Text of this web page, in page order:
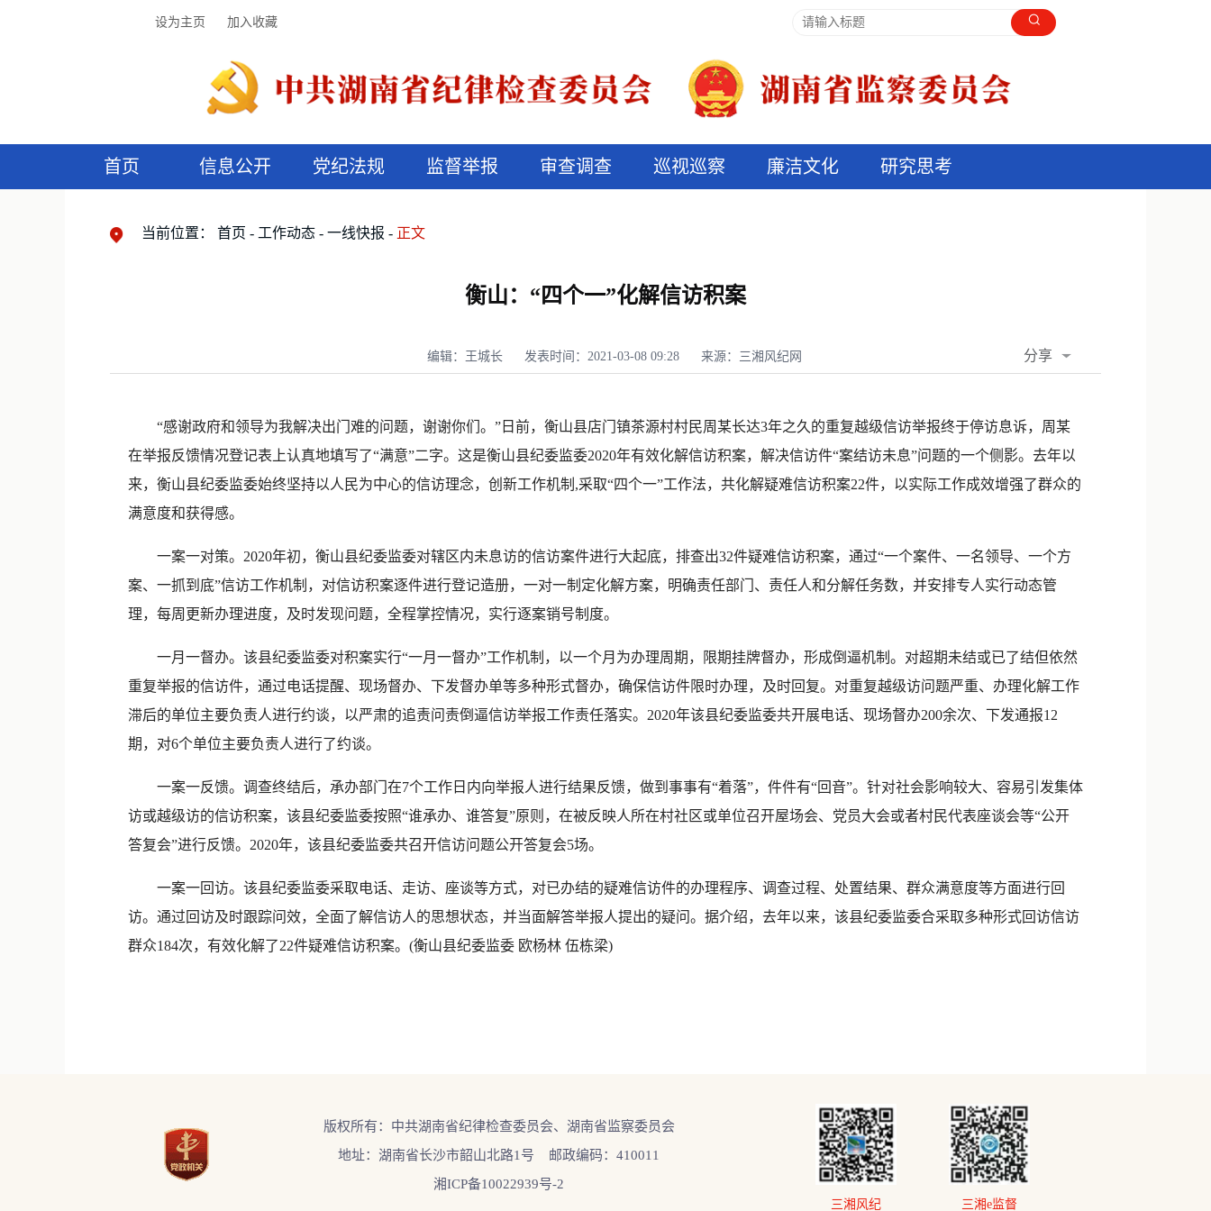
设为主页 加入收藏
首页 信息公开 党纪法规 监督举报 审查调查 巡视巡察 廉洁文化 研究思考
当前位置： 首页 工作动态 一线快报 正文
衡山：“四个一”化解信访积案
编辑：王城长 发表时间：2021-03-08 09:28 来源：三湘风纪网 分享
新浪微博
QQ
微信
“感谢政府和领导为我解决出门难的问题，谢谢你们。”日前，衡山县店门镇茶源村村民周某长达3年之久的重复越级信访举报终于停访息诉，周某
在举报反馈情况登记表上认真地填写了“满意”二字。这是衡山县纪委监委2020年有效化解信访积案，解决信访件“案结访未息”问题的一个侧影。去年以
来，衡山县纪委监委始终坚持以人民为中心的信访理念，创新工作机制,采取“四个一”工作法，共化解疑难信访积案22件，以实际工作成效增强了群众的
满意度和获得感。
一案一对策。2020年初，衡山县纪委监委对辖区内未息访的信访案件进行大起底，排查出32件疑难信访积案，通过“一个案件、一名领导、一个方
案、一抓到底”信访工作机制，对信访积案逐件进行登记造册，一对一制定化解方案，明确责任部门、责任人和分解任务数，并安排专人实行动态管
理，每周更新办理进度，及时发现问题，全程掌控情况，实行逐案销号制度。
一月一督办。该县纪委监委对积案实行“一月一督办”工作机制，以一个月为办理周期，限期挂牌督办，形成倒逼机制。对超期未结或已了结但依然
重复举报的信访件，通过电话提醒、现场督办、下发督办单等多种形式督办，确保信访件限时办理，及时回复。对重复越级访问题严重、办理化解工作
滞后的单位主要负责人进行约谈，以严肃的追责问责倒逼信访举报工作责任落实。2020年该县纪委监委共开展电话、现场督办200余次、下发通报12
期，对6个单位主要负责人进行了约谈。
一案一反馈。调查终结后，承办部门在7个工作日内向举报人进行结果反馈，做到事事有“着落”，件件有“回音”。针对社会影响较大、容易引发集体
访或越级访的信访积案，该县纪委监委按照“谁承办、谁答复”原则，在被反映人所在村社区或单位召开屋场会、党员大会或者村民代表座谈会等“公开
答复会”进行反馈。2020年，该县纪委监委共召开信访问题公开答复会5场。
一案一回访。该县纪委监委采取电话、走访、座谈等方式，对已办结的疑难信访件的办理程序、调查过程、处置结果、群众满意度等方面进行回
访。通过回访及时跟踪问效，全面了解信访人的思想状态，并当面解答举报人提出的疑问。据介绍，去年以来，该县纪委监委合采取多种形式回访信访
群众184次，有效化解了22件疑难信访积案。(衡山县纪委监委 欧杨林 伍栋梁)
版权所有：中共湖南省纪律检查委员会、湖南省监察委员会
地址：湖南省长沙市韶山北路1号 邮政编码：410011
湘ICP备10022939号-2
三湘风纪 三湘e监督